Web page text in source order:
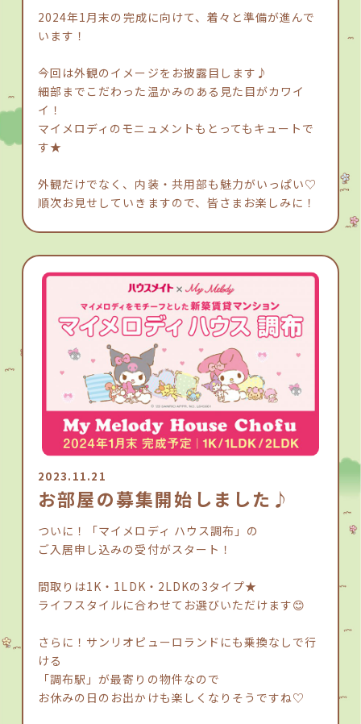
2024年1月末の完成に向けて、着々と準備が進んで
います！
今回は外観のイメージをお披露目します♪
細部までこだわった温かみのある見た目がカワイ
イ！
マイメロディのモニュメントもとってもキュートで
す★
外観だけでなく、内装・共用部も魅力がいっぱい♡
順次お見せしていきますので、皆さまお楽しみに！
2023.11.21
お部屋の募集開始しました♪
ついに！「マイメロディ ハウス調布」の
ご入居申し込みの受付がスタート！
間取りは1K・1LDK・2LDKの3タイプ★
ライフスタイルに合わせてお選びいただけます😊
さらに！サンリオピューロランドにも乗換なしで行
ける
「調布駅」が最寄りの物件なので
お休みの日のお出かけも楽しくなりそうですね♡